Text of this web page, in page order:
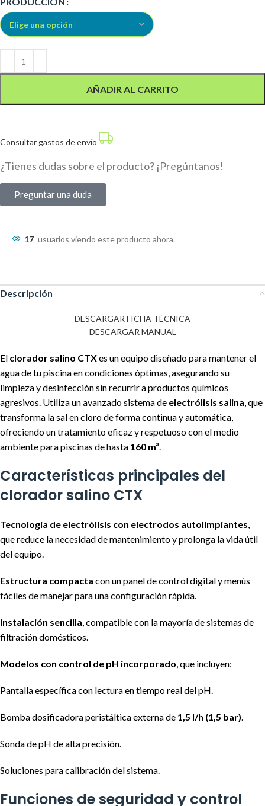
AÑADIR AL CARRITO
Consultar gastos de envío
¿Tienes dudas sobre el producto? ¡Pregúntanos!
Preguntar una duda
17 usuarios viendo este producto ahora.
Descripción
DESCARGAR FICHA TÉCNICA
DESCARGAR MANUAL
El clorador salino CTXes un equipo diseñado para mantener el
agua de tu piscina en condiciones óptimas, asegurando su
limpieza y desinfección sin recurrir a productos químicos
agresivos. Utiliza un avanzado sistema de electrólisis salina, que
transforma la sal en cloro de forma continua y automática,
ofreciendo un tratamiento eficaz y respetuoso con el medio
ambiente para piscinas de hasta 160 m³.
Características principales del
clorador salino CTX
Tecnología de electrólisis con electrodos autolimpiantes,
que reduce la necesidad de mantenimiento y prolonga la vida útil
del equipo.
Estructura compacta con un panel de control digital y menús
fáciles de manejar para una configuración rápida.
Instalación sencilla, compatible con la mayoría de sistemas de
filtración domésticos.
Modelos con control de pH incorporado, que incluyen:
Pantalla específica con lectura en tiempo real del pH.
Bomba dosificadora peristáltica externa de 1,5 l/h (1,5 bar).
Sonda de pH de alta precisión.
Soluciones para calibración del sistema.
Funciones de seguridad y control